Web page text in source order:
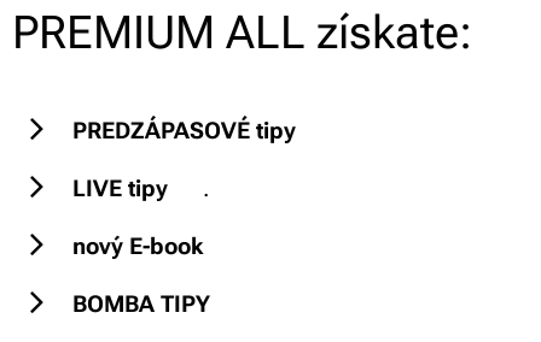
PREMIUM ALL získate:
PREDZÁPASOVÉ tipy ✅
LIVE tipy ✅ .
nový E-book ✅
BOMBA TIPY ✅